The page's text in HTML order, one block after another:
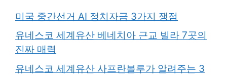
미국 중간선거 AI 정치자금 3가지 쟁점
유네스코 세계유산 베네치아 근교 빌라 7곳의
진짜 매력
유네스코 세계유산 사프란볼루가 알려주는 3